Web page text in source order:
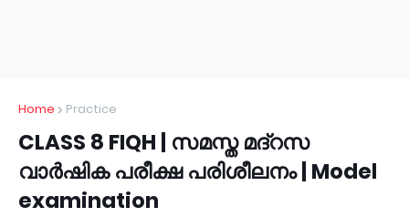
Home Practice
CLASS 8 FIQH | സമസ്ത മദ്റസ
വാർഷിക പരീക്ഷ പരിശീലനം | Model
examination